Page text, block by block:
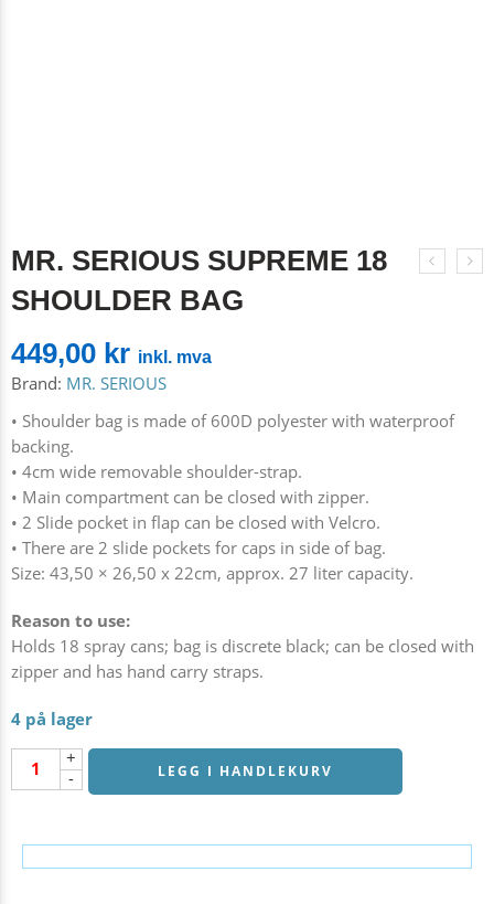
MR. SERIOUS SUPREME 18
SHOULDER BAG
449,00 kr inkl. mva
Brand: MR. SERIOUS
• Shoulder bag is made of 600D polyester with waterproof
backing.
• 4cm wide removable shoulder-strap.
• Main compartment can be closed with zipper.
• 2 Slide pocket in flap can be closed with Velcro.
• There are 2 slide pockets for caps in side of bag.
Size: 43,50 × 26,50 x 22cm, approx. 27 liter capacity.
Reason to use:
Holds 18 spray cans; bag is discrete black; can be closed with
zipper and has hand carry straps.
4 på lager
+
-
LEGG I HANDLEKURV